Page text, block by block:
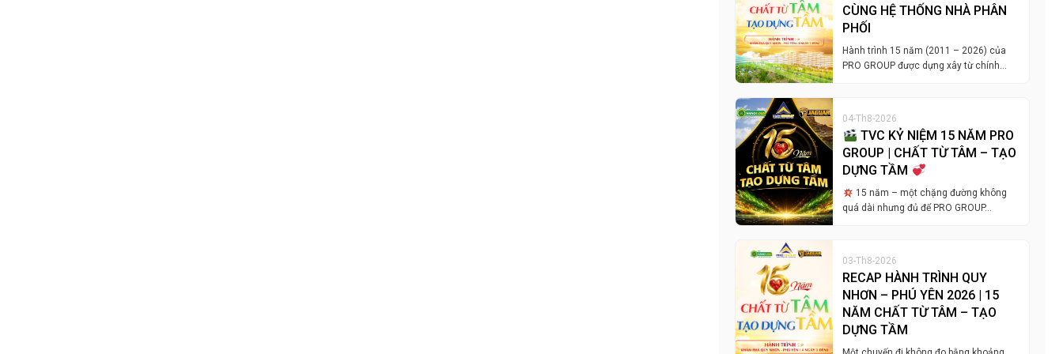
CÙNG HỆ THỐNG NHÀ PHÂN
PHỐI
Hành trình 15 năm (2011 – 2026) của
PRO GROUP được dựng xây từ chính…
04-Th8-2026
TVC KỶ NIỆM 15 NĂM PRO
GROUP | CHẤT TỪ TÂM – TẠO
DỰNG TẦM
15 năm – một chặng đường không
quá dài nhưng đủ để PRO GROUP…
03-Th8-2026
RECAP HÀNH TRÌNH QUY
NHƠN – PHÚ YÊN 2026 | 15
NĂM CHẤT TỪ TÂM – TẠO
DỰNG TẦM